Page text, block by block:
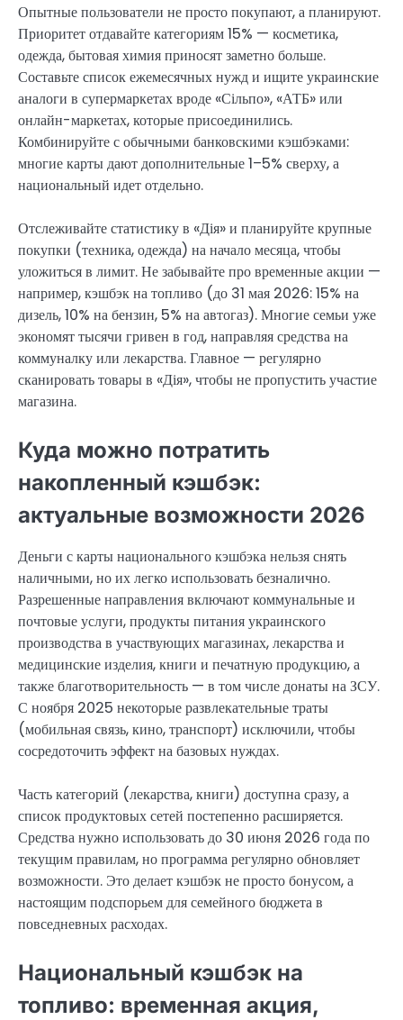
Опытные пользователи не просто покупают, а планируют.
Приоритет отдавайте категориям 15% — косметика,
одежда, бытовая химия приносят заметно больше.
Составьте список ежемесячных нужд и ищите украинские
аналоги в супермаркетах вроде «Сільпо», «АТБ» или
онлайн-маркетах, которые присоединились.
Комбинируйте с обычными банковскими кэшбэками:
многие карты дают дополнительные 1–5% сверху, а
национальный идет отдельно.
Отслеживайте статистику в «Дія» и планируйте крупные
покупки (техника, одежда) на начало месяца, чтобы
уложиться в лимит. Не забывайте про временные акции —
например, кэшбэк на топливо (до 31 мая 2026: 15% на
дизель, 10% на бензин, 5% на автогаз). Многие семьи уже
экономят тысячи гривен в год, направляя средства на
коммуналку или лекарства. Главное — регулярно
сканировать товары в «Дія», чтобы не пропустить участие
магазина.
Куда можно потратить
накопленный кэшбэк:
актуальные возможности 2026
Деньги с карты национального кэшбэка нельзя снять
наличными, но их легко использовать безналично.
Разрешенные направления включают коммунальные и
почтовые услуги, продукты питания украинского
производства в участвующих магазинах, лекарства и
медицинские изделия, книги и печатную продукцию, а
также благотворительность — в том числе донаты на ЗСУ.
С ноября 2025 некоторые развлекательные траты
(мобильная связь, кино, транспорт) исключили, чтобы
сосредоточить эффект на базовых нуждах.
Часть категорий (лекарства, книги) доступна сразу, а
список продуктовых сетей постепенно расширяется.
Средства нужно использовать до 30 июня 2026 года по
текущим правилам, но программа регулярно обновляет
возможности. Это делает кэшбэк не просто бонусом, а
настоящим подспорьем для семейного бюджета в
повседневных расходах.
Национальный кэшбэк на
топливо: временная акция,